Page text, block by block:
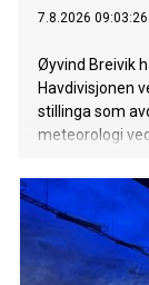
7.8.2026 09:03:26
Øyvind Breivik
Havdivisjonen
stillinga som
meteorologi